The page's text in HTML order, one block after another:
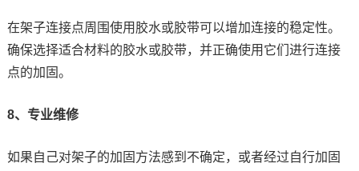
在架子连接点周围使用胶水或胶带可以增加连接的稳定性。
确保选择适合材料的胶水或胶带，并正确使用它们进行连接
点的加固。
8、专业维修
如果自己对架子的加固方法感到不确定，或者经过自行加固